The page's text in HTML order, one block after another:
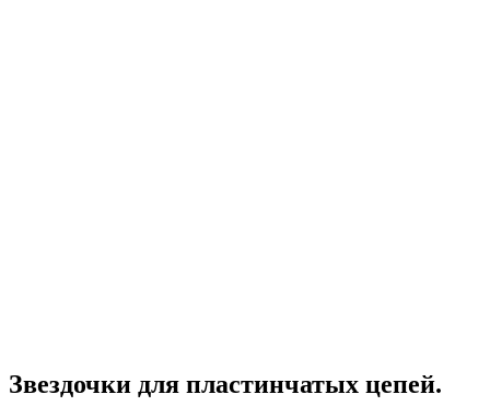
Звездочки для пластинчатых цепей.